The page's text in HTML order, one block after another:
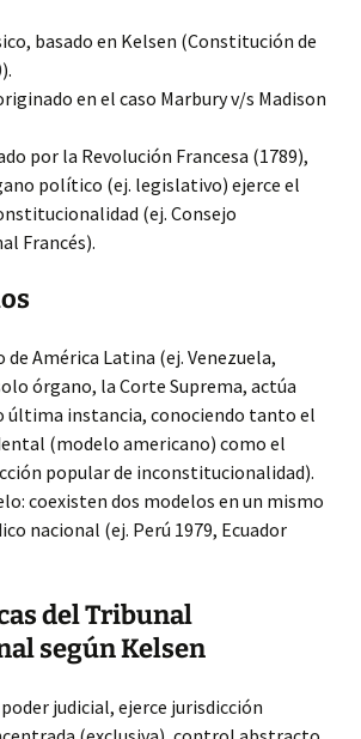
basado en Kelsen (Constitución de
en el caso Marbury v/s Madison
por la Revolución Francesa (1789),
político (ej. legislativo) ejerce el
(ej. Consejo
Francés).
América Latina (ej. Venezuela,
órgano, la Corte Suprema, actúa
última instancia, conociendo tanto el
(modelo americano) como el
popular de inconstitucionalidad).
coexisten dos modelos en un mismo
nacional (ej. Perú 1979, Ecuador
del Tribunal
según Kelsen
judicial, ejerce jurisdicción